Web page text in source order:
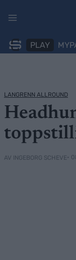
PLAY
LANGRENN ALLROUND
AV INGEBORG SCHEVE•